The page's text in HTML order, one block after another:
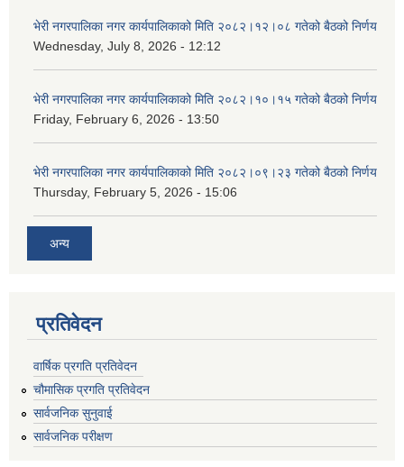
भेरी नगरपालिका नगर कार्यपालिकाको मिति २०८२।१२।०८ गतेको बैठको निर्णय
Wednesday, July 8, 2026 - 12:12
भेरी नगरपालिका नगर कार्यपालिकाको मिति २०८२।१०।१५ गतेको बैठको निर्णय
Friday, February 6, 2026 - 13:50
भेरी नगरपालिका नगर कार्यपालिकाको मिति २०८२।०९।२३ गतेको बैठको निर्णय
Thursday, February 5, 2026 - 15:06
अन्य
प्रतिवेदन
वार्षिक प्रगति प्रतिवेदन
चौमासिक प्रगति प्रतिवेदन
सार्वजनिक सुनुवाई
सार्वजनिक परीक्षण